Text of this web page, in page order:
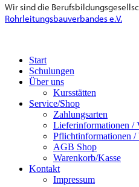
Wir sind die
Rohrleitungsbauverbandes e.V.
Start
Schulungen
Über uns
Kursstätten
Service/Shop
Zahlungsarten
Lieferinformationen /
Pflichtinformationen /
AGB Shop
Warenkorb/Kasse
Kontakt
Impressum